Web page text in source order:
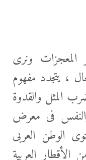
المعجزات ونرى
، يتجدد مفهوم
المثل والقدوة
فى معرض
الوطن العربى
العربية